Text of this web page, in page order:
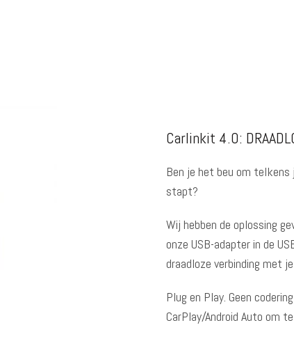
Carlinkit 4.0:
Ben je het beu om
stapt?
Wij hebben de oplossing
onze USB-adapter in de
draadloze verbinding met
Plug en Play. Geen
CarPlay/Android Auto om